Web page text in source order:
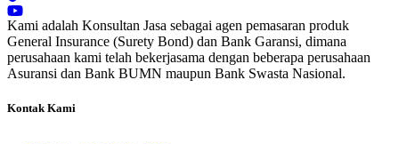
Kami adalah Konsultan Jasa sebagai agen pemasaran produk
General Insurance (Surety Bond) dan Bank Garansi, dimana
perusahaan kami telah bekerjasama dengan beberapa perusahaan
Asuransi dan Bank BUMN maupun Bank Swasta Nasional.
Kontak Kami